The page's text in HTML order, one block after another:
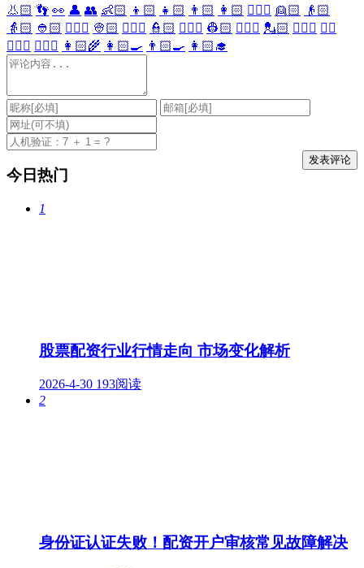
👃🏻 👣 👀 👤 👥 👶🏻 👦🏻 👧🏻 👨🏻 👩🏻 👱🏻‍♀️ 👱🏻
👴🏻
👵🏻 👲🏻 👳🏻‍♀️ 👳🏻 👮🏻‍♀️ 👮🏻 👷🏻‍♀️ 👷🏻 💂🏻‍♀️ 💂🏻 🕵🏻‍♀️ 🕵🏻
👩🏻‍⚕️ 👨🏻‍⚕️ 👩🏻‍🌾 👩🏻‍🍳 👨🏻‍🍳 👩🏻‍🎓
今日热门
1
股票配资行业行情走向 市场变化解析
2026-4-30 193阅读
2
身份证认证失败！配资开户审核常见故障解决